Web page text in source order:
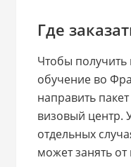
Где
Чтобы получить
обучение во
направить
визовый центр.
отдельных
может занять